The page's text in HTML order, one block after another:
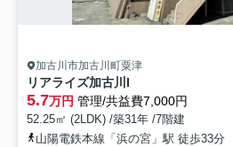
加古川市加古川町粟津
リアライズ加古川I
5.7万円 管理/共益費7,000円
52.25㎡ (2LDK) /築31年 /7階建
山陽電鉄本線「浜の宮」駅 徒歩33分